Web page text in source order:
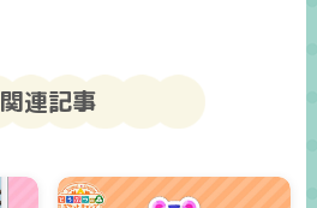
関連記事